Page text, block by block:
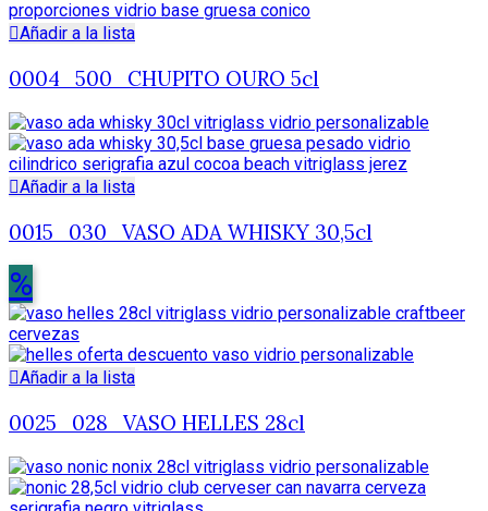
Añadir a la lista
0004_500_CHUPITO OURO 5cl
Añadir a la lista
0015_030_VASO ADA WHISKY 30,5cl
%
Añadir a la lista
0025_028_VASO HELLES 28cl